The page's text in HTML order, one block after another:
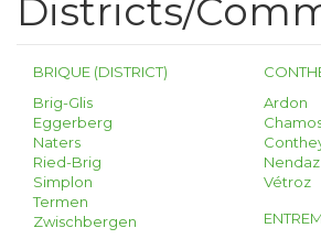
Districts/
BRIQUE (DISTRICT)
Brig-Glis
Eggerberg
Naters
Ried-Brig
Simplon
Termen
Zwischbergen
Ardon
Nendaz
Vétroz